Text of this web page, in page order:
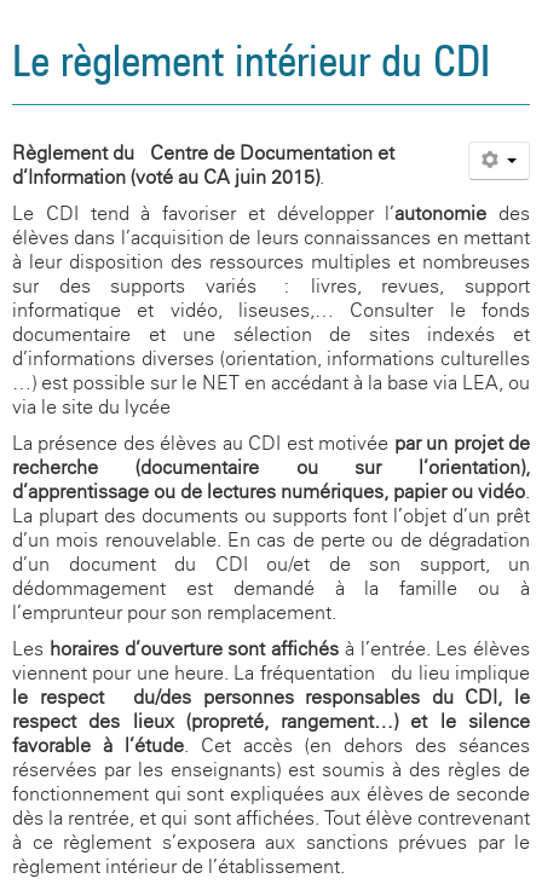
Le règlement intérieur du CDI
Règlement du Centre de Documentation et
d’Information (voté au CA juin 2015).
Le CDI tend à favoriser et développer l’autonomie des
élèves dans l’acquisition de leurs connaissances en mettant
à leur disposition des ressources multiples et nombreuses
sur des supports variés : livres, revues, support
informatique et vidéo, liseuses,… Consulter le fonds
documentaire et une sélection de sites indexés et
d’informations diverses (orientation, informations culturelles
…) est possible sur le NET en accédant à la base via LEA, ou
via le site du lycée
La présence des élèves au CDI est motivée par un projet de
recherche (documentaire ou sur l’orientation),
d’apprentissage ou de lectures numériques, papier ou vidéo.
La plupart des documents ou supports font l’objet d’un prêt
d’un mois renouvelable. En cas de perte ou de dégradation
d’un document du CDI ou/et de son support, un
dédommagement est demandé à la famille ou à
l’emprunteur pour son remplacement.
Les horaires d’ouverture sont affichés à l’entrée. Les élèves
viennent pour une heure. La fréquentation du lieu implique
le respect du/des personnes responsables du CDI, le
respect des lieux (propreté, rangement…) et le silence
favorable à l’étude. Cet accès (en dehors des séances
réservées par les enseignants) est soumis à des règles de
fonctionnement qui sont expliquées aux élèves de seconde
dès la rentrée, et qui sont affichées. Tout élève contrevenant
à ce règlement s’exposera aux sanctions prévues par le
règlement intérieur de l’établissement.